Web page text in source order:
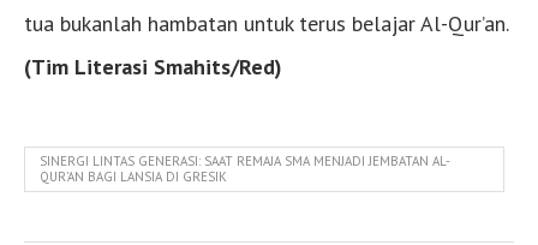
tua bukanlah hambatan untuk terus belajar Al-Qur’an.
(Tim Literasi Smahits/Red)
SINERGI LINTAS GENERASI: SAAT REMAJA SMA MENJADI JEMBATAN AL-
QUR'AN BAGI LANSIA DI GRESIK